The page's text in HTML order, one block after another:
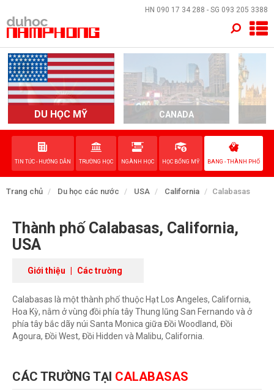
HN 090 17 34 288 - SG 093 205 3388
DU HỌC MỸ CANADA
TIN TỨC - HƯỚNG DẪN TRƯỜNG HỌC NGÀNH HỌC HỌC BỔNG MỸ BANG - THÀNH PHỐ
Trang chủ Du học các nước USA California Calabasas
Thành phố Calabasas, California,
USA
Giới thiệu | Các trường
Calabasas là một thành phố thuộc Hạt Los Angeles, California,
Hoa Kỳ, nằm ở vùng đồi phía tây Thung lũng San Fernando và ở
phía tây bắc dãy núi Santa Monica giữa Đồi Woodland, Đồi
Agoura, Đồi West, Đồi Hidden và Malibu, California.
CÁC TRƯỜNG TẠI CALABASAS
×
TRANG CHỦ
QUỐC GIA
EVENTS
DỊCH VỤ
VỀ NAM PHONG